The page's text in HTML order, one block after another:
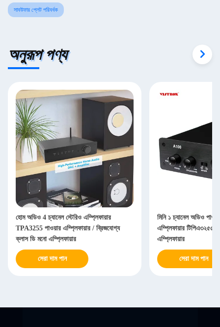
সাবউফার প্লেট পরিবর্ধক
অনুরূপ পণ্য
হোম অডিও 4 চ্যানেল স্টেরিও এম্প্লিফায়ার
TPA3255 পাওয়ার এম্প্লিফায়ার / ব্রিজযোগ্য
ক্লাস ডি মনো এম্প্লিফায়ার
সেরা দাম পান
মিনি ১ চ্যানেল অডিও
এম্প্লিফায়ার টিপিএ৩২৫৫
এম্প্লিফায়ার
সেরা দাম পান